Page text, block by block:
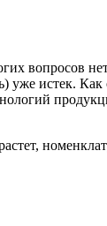
вопросов
уже истек.